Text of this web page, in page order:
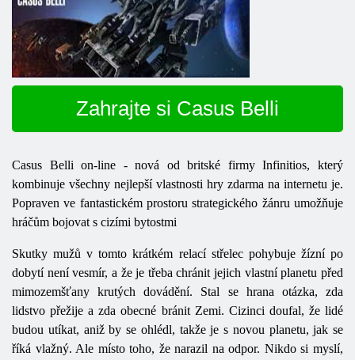
Zahrajte si Casus Belli
Casus Belli on-line - nová od britské firmy Infinitios, který
kombinuje všechny nejlepší vlastnosti hry zdarma na internetu je.
Popraven ve fantastickém prostoru strategického žánru umožňuje
hráčům bojovat s cizími bytostmi
Skutky mužů v tomto krátkém relací střelec pohybuje žízní po
dobytí není vesmír, a že je třeba chránit jejich vlastní planetu před
mimozemšťany krutých dovádění. Stal se hrana otázka, zda
lidstvo přežije a zda obecné bránit Zemi. Cizinci doufal, že lidé
budou utíkat, aniž by se ohlédl, takže je s novou planetu, jak se
říká vlažný. Ale místo toho, že narazil na odpor. Nikdo si myslí,